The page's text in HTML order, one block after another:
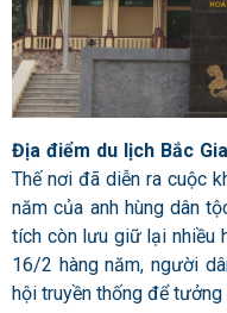
Địa điểm du lịch Bắc
Thế nơi đã diễn ra cuộc
năm của anh hùng dân
tích còn lưu giữ lại nhiều
16/2 hàng năm, người
hội truyền thống để tưởng